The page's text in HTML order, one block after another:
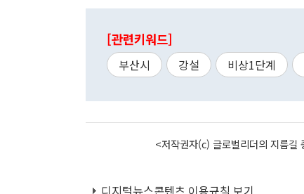
[관련키워드]
부산시 강설 비상1단계
<저작권자(c) 글로벌리더의 지름
디지털뉴스콘텐츠 이용규칙 보기